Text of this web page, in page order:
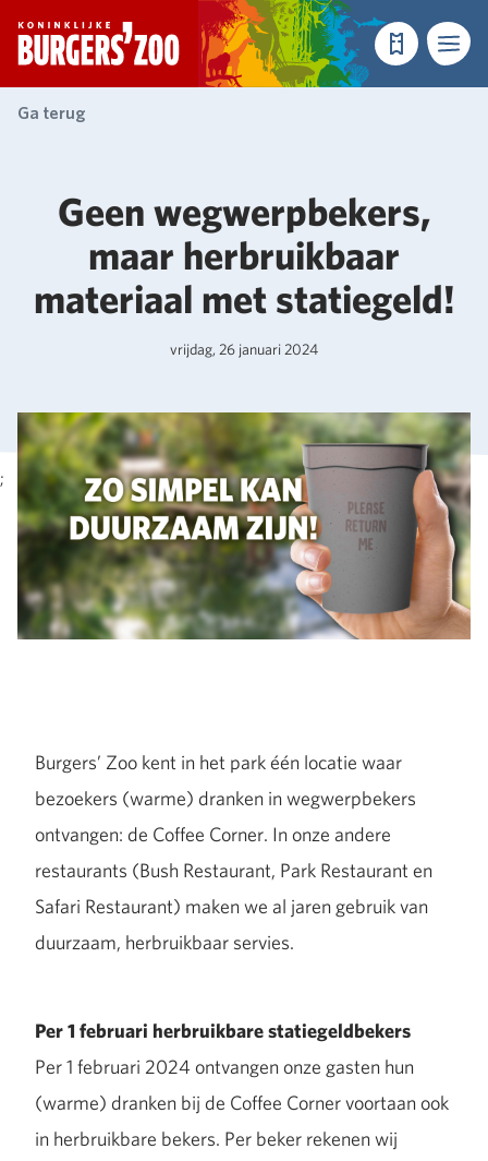
- Homepagina
TicketsMenu
Ga terug
;
Geen wegwerpbekers,
maar herbruikbaar
materiaal met statiegeld!
vrijdag, 26 januari 2024
Burgers’ Zoo kent in het park één locatie waar
bezoekers (warme) dranken in wegwerpbekers
ontvangen: de Coffee Corner. In onze andere
restaurants (Bush Restaurant, Park Restaurant en
Safari Restaurant) maken we al jaren gebruik van
duurzaam, herbruikbaar servies.
Per 1 februari herbruikbare statiegeldbekers
Per 1 februari 2024 ontvangen onze gasten hun
(warme) dranken bij de Coffee Corner voortaan ook
in herbruikbare bekers. Per beker rekenen wij